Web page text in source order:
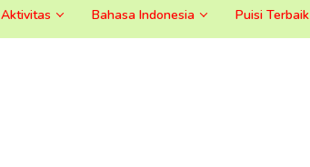
Aktivitas Bahasa Indonesia Puisi Terbaik